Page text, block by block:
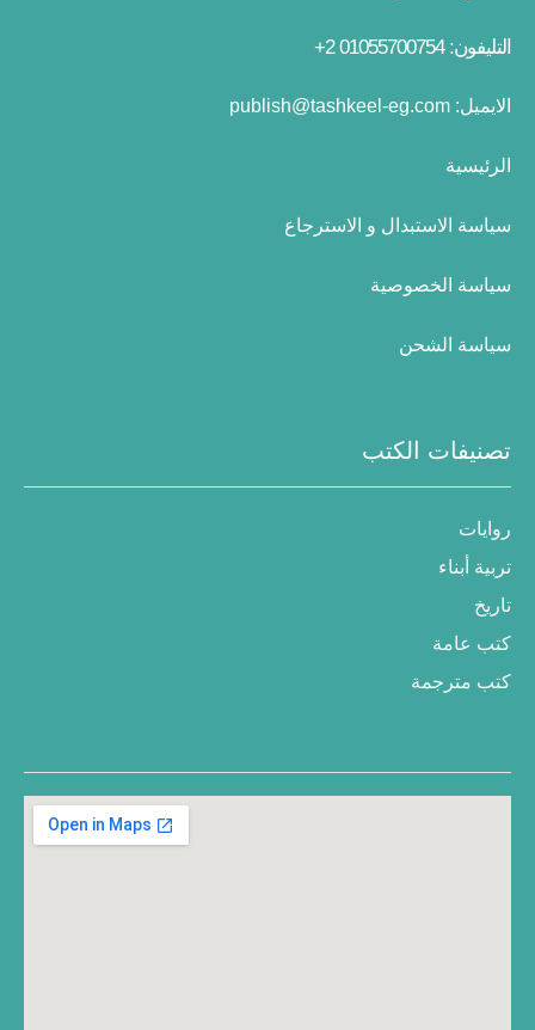
التليفون: 01055700754 2+
الايميل: publish@tashkeel-eg.com
الرئيسية
سياسة الاستبدال و الاسترجاع
سياسة الخصوصية
سياسة الشحن
تصنيفات الكتب
روايات
تربية أبناء
تاريخ
كتب عامة
كتب مترجمة